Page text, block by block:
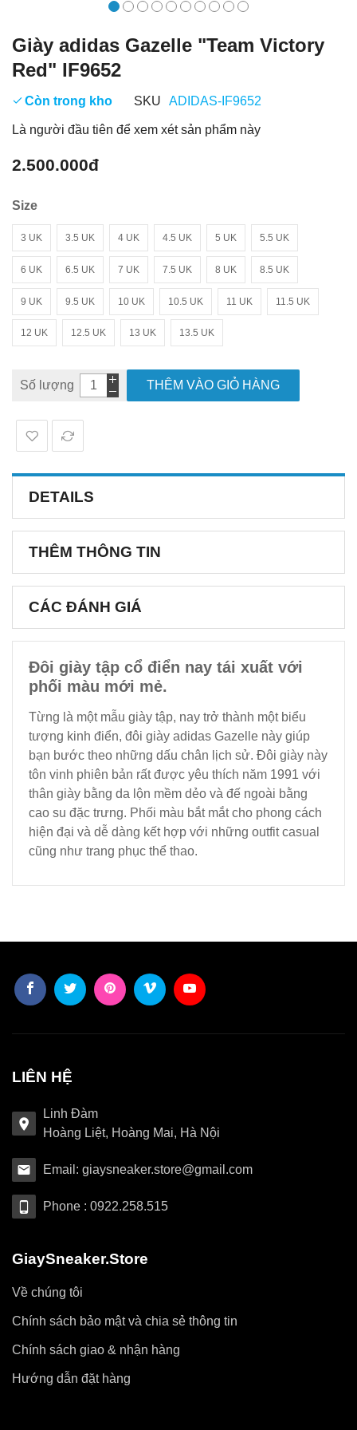
Giày adidas Gazelle "Team Victory
Red" IF9652
Còn trong kho SKU ADIDAS-IF9652
Là người đầu tiên để xem xét sản phẩm này
2.500.000đ
Size
3 UK 3.5 UK 4 UK 4.5 UK 5 UK 5.5 UK
6 UK 6.5 UK 7 UK 7.5 UK 8 UK 8.5 UK
9 UK 9.5 UK 10 UK 10.5 UK 11 UK 11.5 UK
12 UK 12.5 UK 13 UK 13.5 UK
Số lượng THÊM VÀO GIỎ HÀNG
DETAILS
THÊM THÔNG TIN
CÁC ĐÁNH GIÁ
Đôi giày tập cổ điển nay tái xuất với
phối màu mới mẻ.
Từng là một mẫu giày tập, nay trở thành một biểu
tượng kinh điển, đôi giày adidas Gazelle này giúp
bạn bước theo những dấu chân lịch sử. Đôi giày này
tôn vinh phiên bản rất được yêu thích năm 1991 với
thân giày bằng da lộn mềm dẻo và đế ngoài bằng
cao su đặc trưng. Phối màu bắt mắt cho phong cách
hiện đại và dễ dàng kết hợp với những outfit casual
cũng như trang phục thể thao.
LIÊN HỆ
Linh Đàm
Hoàng Liệt, Hoàng Mai, Hà Nội
Email: giaysneaker.store@gmail.com
Phone : 0922.258.515
GiaySneaker.Store
Về chúng tôi
Chính sách bảo mật và chia sẻ thông tin
Chính sách giao & nhận hàng
Hướng dẫn đặt hàng